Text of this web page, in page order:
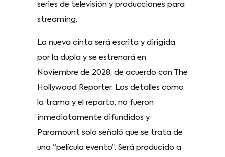
series de televisión y producciones para
streaming.
La nueva cinta será escrita y dirigida
por la dupla y se estrenará en
Noviembre de 2028, de acuerdo con The
Hollywood Reporter. Los detalles como
la trama y el reparto, no fueron
inmediatamente difundidos y
Paramount solo señaló que se trata de
una “película evento”. Será producido a